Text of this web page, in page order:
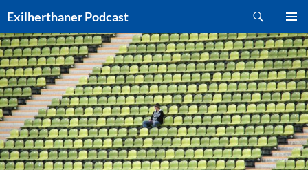
Inhalt
springen
Exilherthaner Podcast
MENÜ